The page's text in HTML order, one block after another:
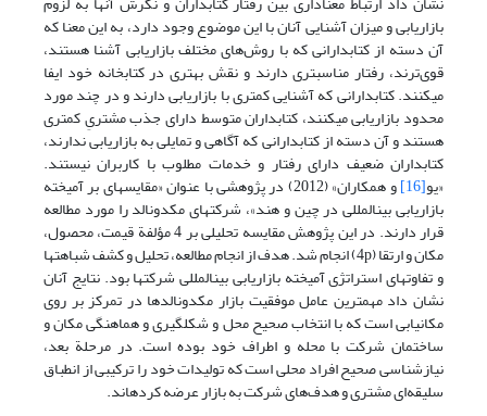
بازاریابی و میزان آشنایی آنان با این موضوع وجود دارد، به این معنا که
آن دسته از کتابدارانی که با روش‌های مختلف بازاریابی آشنا هستند،
قوی‌ترند، رفتار مناسب‏تری دارند و نقش بهتری در کتابخانه خود ایفا
می‏کنند. کتابدارانی که آشنایی کمتری با بازاریابی دارند و در چند مورد
محدود بازاریابی می‏کنند، کتابداران متوسط دارای جذب مشتریِ کمتری
هستند و آن دسته از کتابدارانی که آگاهی و تمایلی به بازاریابی ندارند،
کتابداران ضعیف دارای رفتار و خدمات مطلوب با کاربران نیستند.
«یو[16] و همکاران» (2012) در پژوهشی با عنوان «مقایسه‏ای بر آمیخته
بازاریابی بین‏المللی در چین و هند»، شرکت‏های مک‏دونالد را مورد مطالعه
قرار دارند. در این پژوهش مقایسه تحلیلی بر 4 مؤلفة قیمت، محصول،
مکان و ارتقا (4p) انجام شد. هدف از انجام مطالعه، تحلیل و کشف شباهت‏ها
و تفاوت‏های استراتژی آمیخته بازاریابی بین‏المللی شرکت‏ها بود. نتایج آنان
نشان داد مهمترین عامل موفقیت بازار مکدونالد‏ها در تمرکز بر روی
مکان‏یابی است که با انتخاب صحیح محل و شکل‏گیری و هماهنگی مکان و
ساختمان شرکت با محله و اطراف خود بوده است. در مرحلة بعد،
نیازشناسی صحیح افراد محلی است که تولیدات خود را ترکیبی از انطباق
سلیقه‌ای مشتری و هدف‌های شرکت به بازار عرضه کرده‏اند.